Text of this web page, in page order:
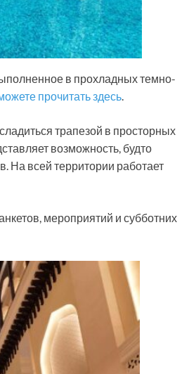
в прохладных темно-
прочитать здесь.
трапезой в просторных
возможность, будто
На всей территории работает
мероприятий и субботних